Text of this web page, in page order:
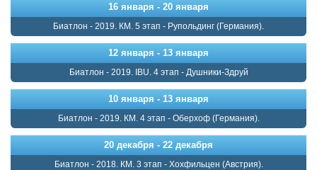
16 января - 20 января
Биатлон - 2019. КМ. 5 этап - Рупольдинг (Германия).
12 января - 13 января
Биатлон - 2019. IBU. 4 этап - Душники-Здруй
10 января - 13 января
Биатлон - 2019. КМ. 4 этап - Оберхоф (Германия).
20 декабря - 22 декабря
Биатлон - 2018. КМ. 3 этап - Хохфильцен (Австрия).